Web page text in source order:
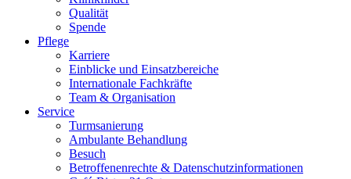
Qualität
Spende
Pflege
Karriere
Einblicke und Einsatzbereiche
Internationale Fachkräfte
Team & Organisation
Service
Turmsanierung
Ambulante Behandlung
Besuch
Betroffenenrechte & Datenschutzinformationen